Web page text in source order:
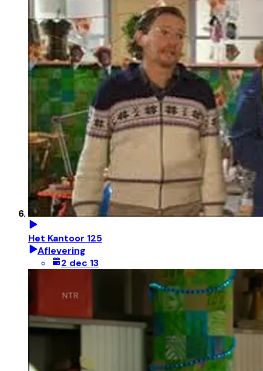
Het Kantoor 125
Aflevering
2 dec 13